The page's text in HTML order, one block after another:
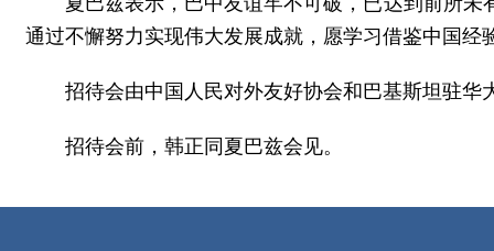
通过不懈努力实现伟大发展成就，愿学习借鉴中国
招待会由中国人民对外友好协会和巴基斯坦驻
招待会前，韩正同夏巴兹会见。